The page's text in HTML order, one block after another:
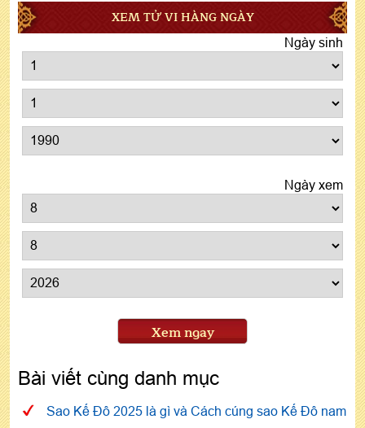
XEM TỬ VI HÀNG NGÀY
Ngày sinh
Ngày xem
Xem ngay
Bài viết cùng danh mục
Sao Kế Đô 2025 là gì và Cách cúng sao Kế Đô nam